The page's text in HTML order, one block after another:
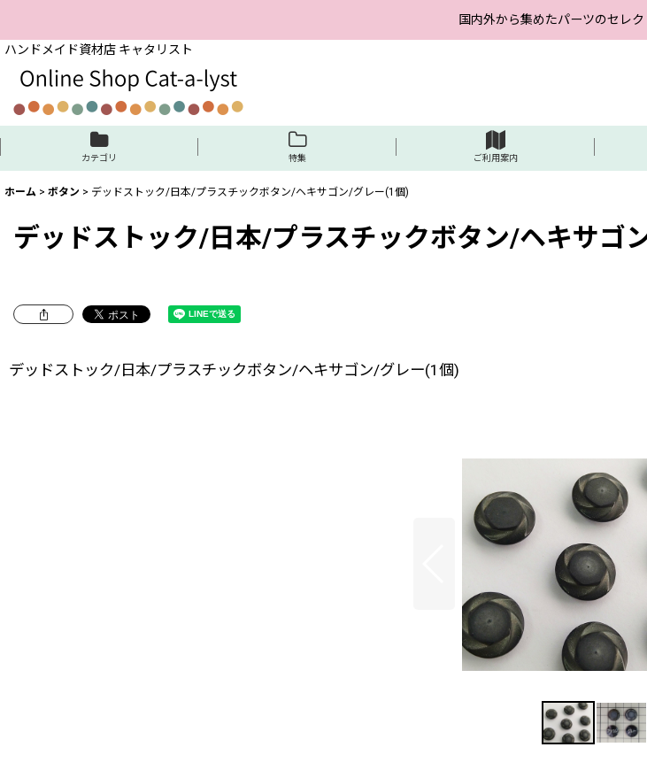
国内外から集めたパーツのセレ
ハンドメイド資材店 キャタリスト
カテゴリ 特集 ご利用案内
ホーム > ボタン > デッドストック/日本/プラスチックボタン/ヘキサゴン/グレー(1個)
デッドストック/日本/プラスチックボタン/ヘキサゴ
デッドストック/日本/プラスチックボタン/ヘキサゴン/グレー(1個)